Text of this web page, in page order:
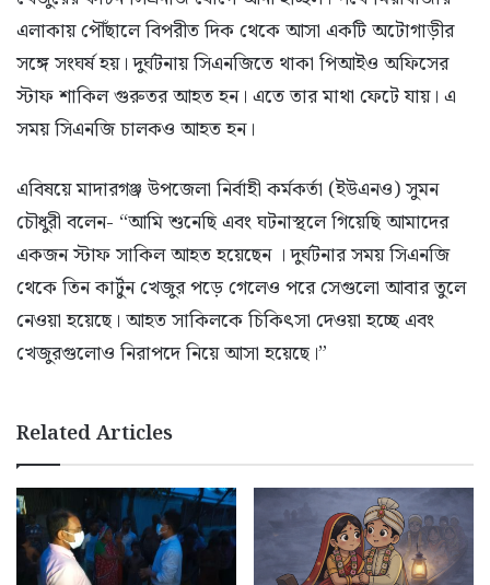
এলাকায় পৌঁছালে বিপরীত দিক থেকে আসা একটি অটোগাড়ীর
সঙ্গে সংঘর্ষ হয়। দুর্ঘটনায় সিএনজিতে থাকা পিআইও অফিসের
স্টাফ শাকিল গুরুতর আহত হন। এতে তার মাথা ফেটে যায়। এ
সময় সিএনজি চালকও আহত হন।
এবিষয়ে মাদারগঞ্জ উপজেলা নির্বাহী কর্মকর্তা (ইউএনও) সুমন
চৌধুরী বলেন- “আমি শুনেছি এবং ঘটনাস্থলে গিয়েছি আমাদের
একজন স্টাফ সাকিল আহত হয়েছেন । দুর্ঘটনার সময় সিএনজি
থেকে তিন কার্টুন খেজুর পড়ে গেলেও পরে সেগুলো আবার তুলে
নেওয়া হয়েছে। আহত সাকিলকে চিকিৎসা দেওয়া হচ্ছে এবং
খেজুরগুলোও নিরাপদে নিয়ে আসা হয়েছে।”
Related Articles